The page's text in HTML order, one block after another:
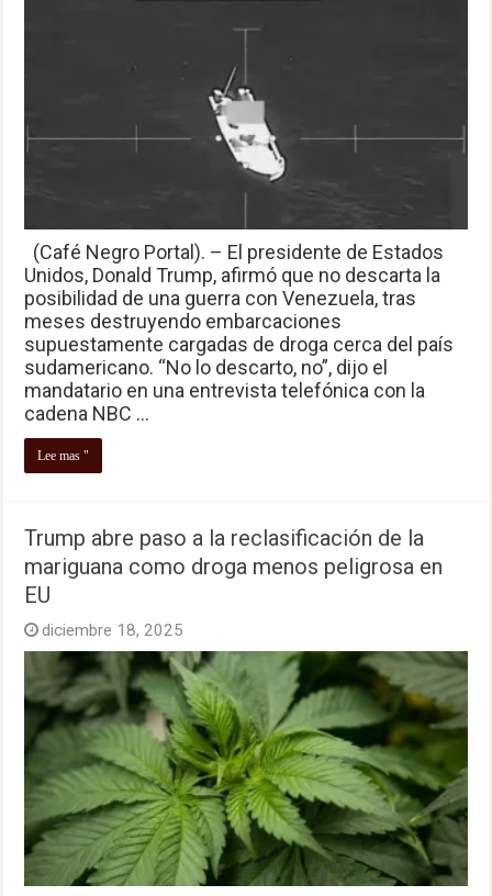
(Café Negro Portal). – El presidente de Estados
Unidos, Donald Trump, afirmó que no descarta la
posibilidad de una guerra con Venezuela, tras
meses destruyendo embarcaciones
supuestamente cargadas de droga cerca del país
sudamericano. “No lo descarto, no”, dijo el
mandatario en una entrevista telefónica con la
cadena NBC …
Lee mas "
Trump abre paso a la reclasificación de la
mariguana como droga menos peligrosa en
EU
diciembre 18, 2025